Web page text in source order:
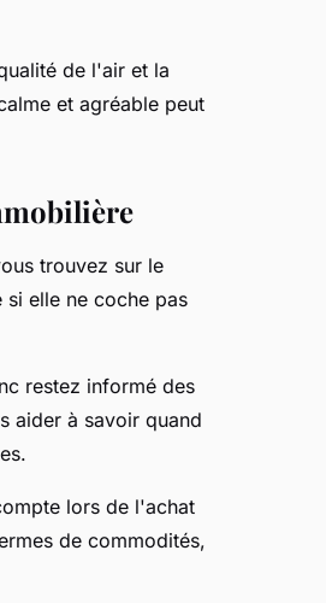
de l'air et la
et agréable peut
trouvez sur le
si elle ne coche pas
restez informé des
aider à savoir quand
lors de l'achat
de commodités,